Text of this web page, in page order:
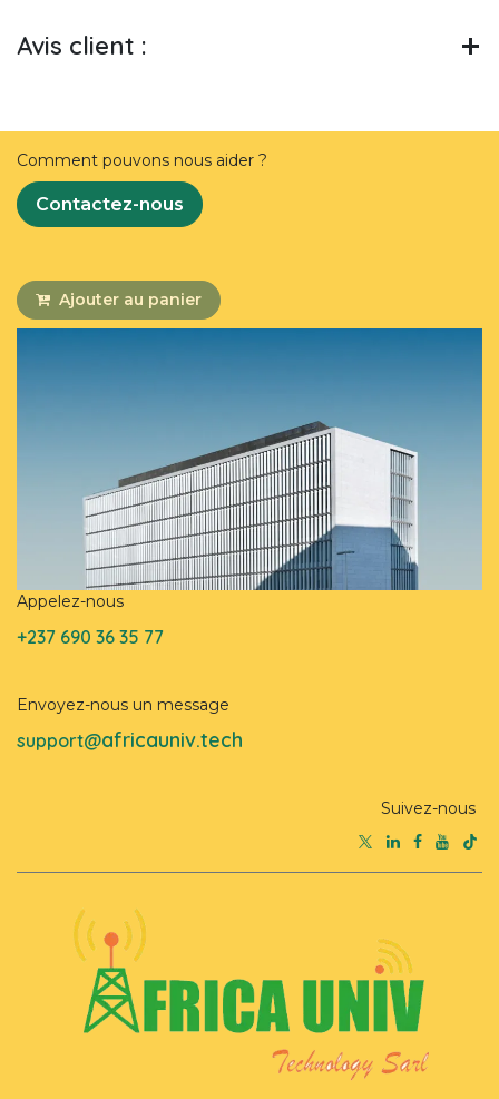
Avis client :
Comment pouvons nous aider ?
Contactez-nous
Ajouter au panier
Appelez-nous
+237 690 36 35 77
Envoyez-nous un message
support@africauniv.tech
Suivez-nous